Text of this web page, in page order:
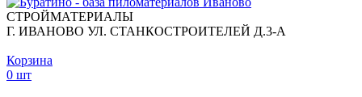
СТРОЙМАТЕРИАЛЫ
Г. ИВАНОВО УЛ. СТАНКОСТРОИТЕЛЕЙ Д.3-А
Корзина
0 шт